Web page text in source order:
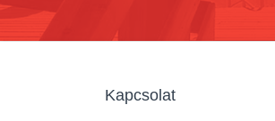
Kapcsolat